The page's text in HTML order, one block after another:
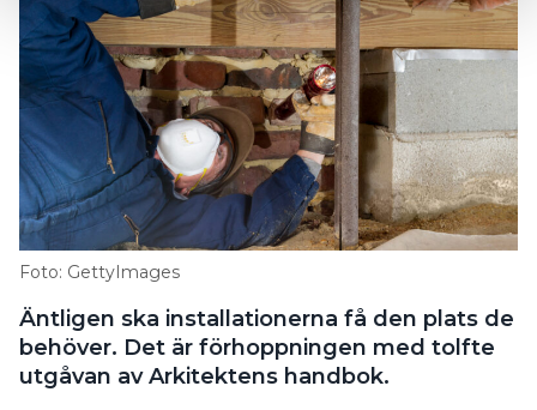
Foto: GettyImages
Äntligen ska installationerna få den plats de
behöver. Det är förhoppningen med tolfte
utgåvan av Arkitektens handbok.